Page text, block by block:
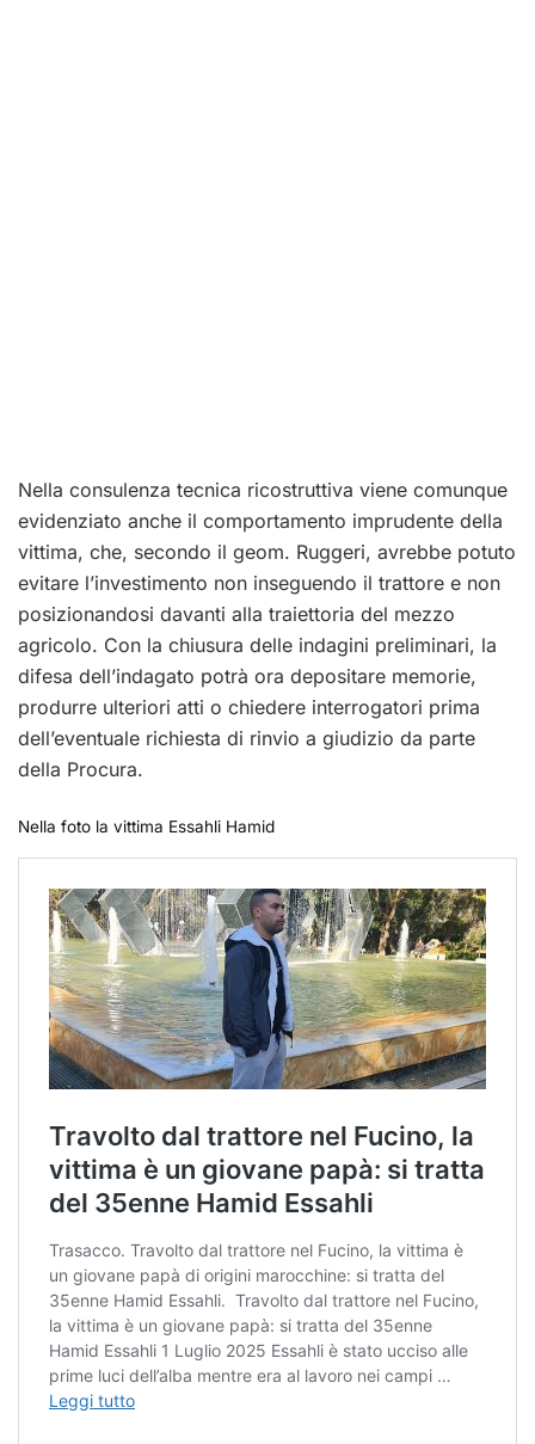
Nella consulenza tecnica ricostruttiva viene comunque
evidenziato anche il comportamento imprudente della
vittima, che, secondo il geom. Ruggeri, avrebbe potuto
evitare l’investimento non inseguendo il trattore e non
posizionandosi davanti alla traiettoria del mezzo
agricolo. Con la chiusura delle indagini preliminari, la
difesa dell’indagato potrà ora depositare memorie,
produrre ulteriori atti o chiedere interrogatori prima
dell’eventuale richiesta di rinvio a giudizio da parte
della Procura.
Nella foto la vittima Essahli Hamid